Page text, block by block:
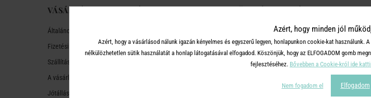
VÁSÁRLÁSI TUDNIVALÓK
Általános tudnivalók
Fizetési módok
Szállítási módok és költségek
A vásárlástól való ellálás
Jótállás
ÜGYFÉLSZOLGÁLAT
+36 30 726 9588 ( H-P: 10-16 )
webshop@butlers.hu
Azért, hogy minden jól
Azért, hogy a vásárlásod nálunk igazán kényelmes és egyszerű legyen, honlapunkon cookie-kat
nélkülözhetetlen sütik használatát a honlap látogatásával elfogadod. Köszönjük, hogy az ELFOGADOM gomb
fejlesztéséhez. Bővebben a Cookie-król ide
Nem fogadom el Elfogadom